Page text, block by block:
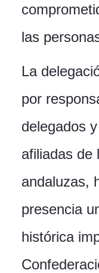
las
La
por
delegados
afiliadas de
andaluzas,
presencia
histórica